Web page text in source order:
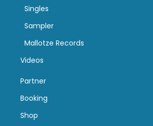
Singles
Sampler
Mallotze Records
Videos
Partner
Booking
Shop